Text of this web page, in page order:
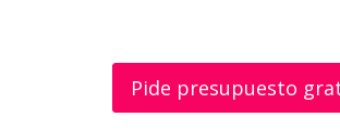
Pide presupuesto